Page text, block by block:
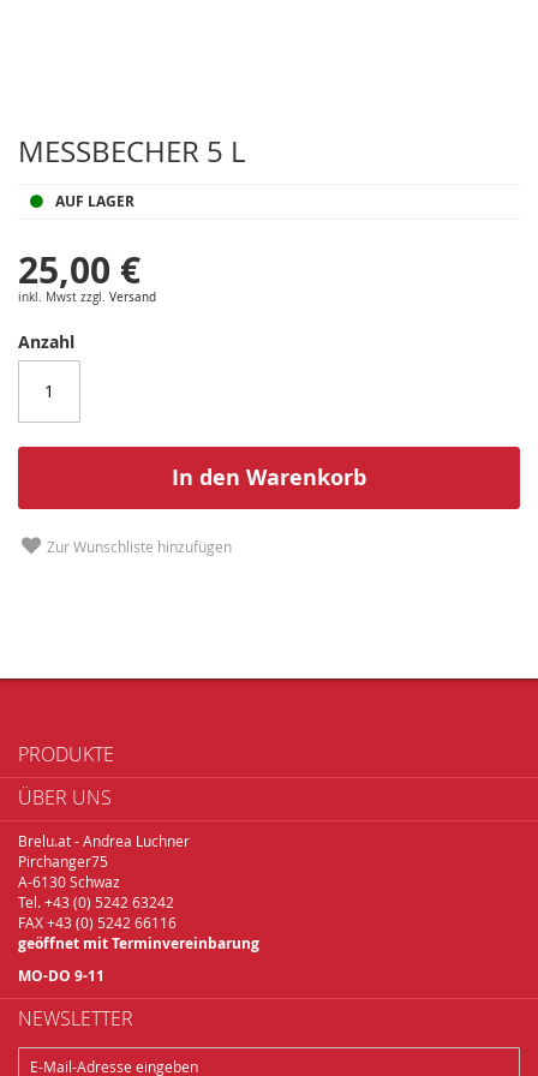
MESSBECHER 5 L
AUF LAGER
25,00 €
inkl. Mwst zzgl. Versand
Anzahl
In den Warenkorb
Zur Wunschliste hinzufügen
Anfang
der
springen
PRODUKTE
ÜBER UNS
Brelu.at - Andrea Luchner
Pirchanger75
A-6130 Schwaz
Tel. +43 (0) 5242 63242
FAX +43 (0) 5242 66116
geöffnet mit Terminvereinbarung
MO-DO 9-11
NEWSLETTER